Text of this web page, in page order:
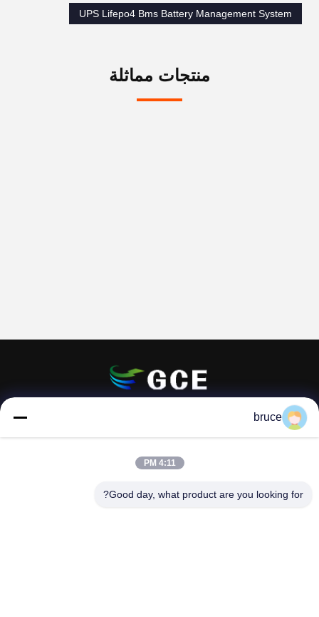
UPS Lifepo4 Bms Battery Management System
منتجات مماثلة
Hunan GCE Technology Co.,Ltdbruce
4:11 PM
Good day, what product are you looking for?